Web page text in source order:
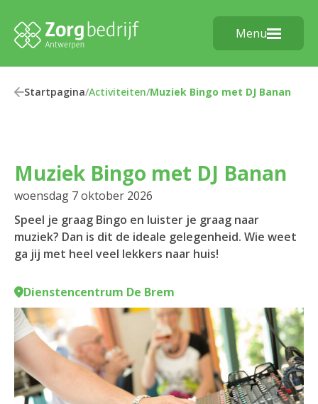
Menu
Startpagina/Activiteiten/Muziek Bingo met DJ Banan
Muziek Bingo met DJ Banan
woensdag 7 oktober 2026
Speel je graag Bingo en luister je graag naar
muziek? Dan is dit de ideale gelegenheid. Wie weet
ga jij met heel veel lekkers naar huis!
Dienstencentrum De Brem